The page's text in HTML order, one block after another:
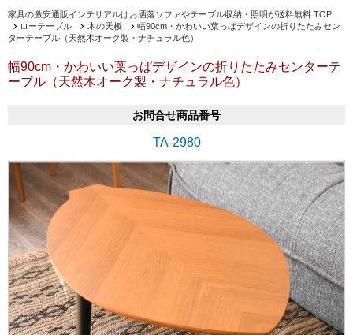
家具の激安通販インテリアルはお洒落ソファやテーブル収納・照明が送料無料 TOP
ローテーブル
木の天板
幅90cm・かわいい葉っぱデザインの折りたたみセン
ターテーブル（天然木オーク製・ナチュラル色）
幅90cm・かわいい葉っぱデザインの折りたたみセンターテ
ーブル（天然木オーク製・ナチュラル色）
お問合せ商品番号
TA-2980